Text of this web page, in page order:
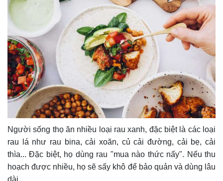
Người sống thọ ăn nhiều loại rau xanh, đặc biệt là các loại
rau lá như rau bina, cải xoăn, củ cải đường, cải bẹ, cải
thìa... Đặc biệt, họ dùng rau "mua nào thức nấy". Nếu thu
hoạch được nhiều, họ sẽ sấy khô để bảo quản và dùng lâu
dài.